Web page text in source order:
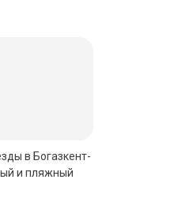
в Богазкент-
и пляжный